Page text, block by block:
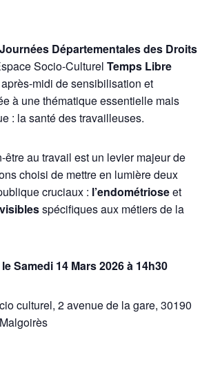
Journées Départementales des Droits
Socio-Culturel Temps Libre
midi de sensibilisation et
à une thématique essentielle mais
: la santé des travailleuses.
être au travail est un levier majeur de
choisi de mettre en lumière deux
cruciaux : l’endométrioseet
spécifiques aux métiers de la
Samedi 14 Mars 2026 à 14h30
culturel, 2 avenue de la gare, 30190